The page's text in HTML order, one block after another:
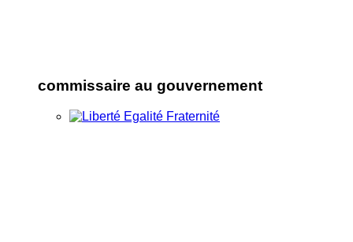
commissaire au gouvernement